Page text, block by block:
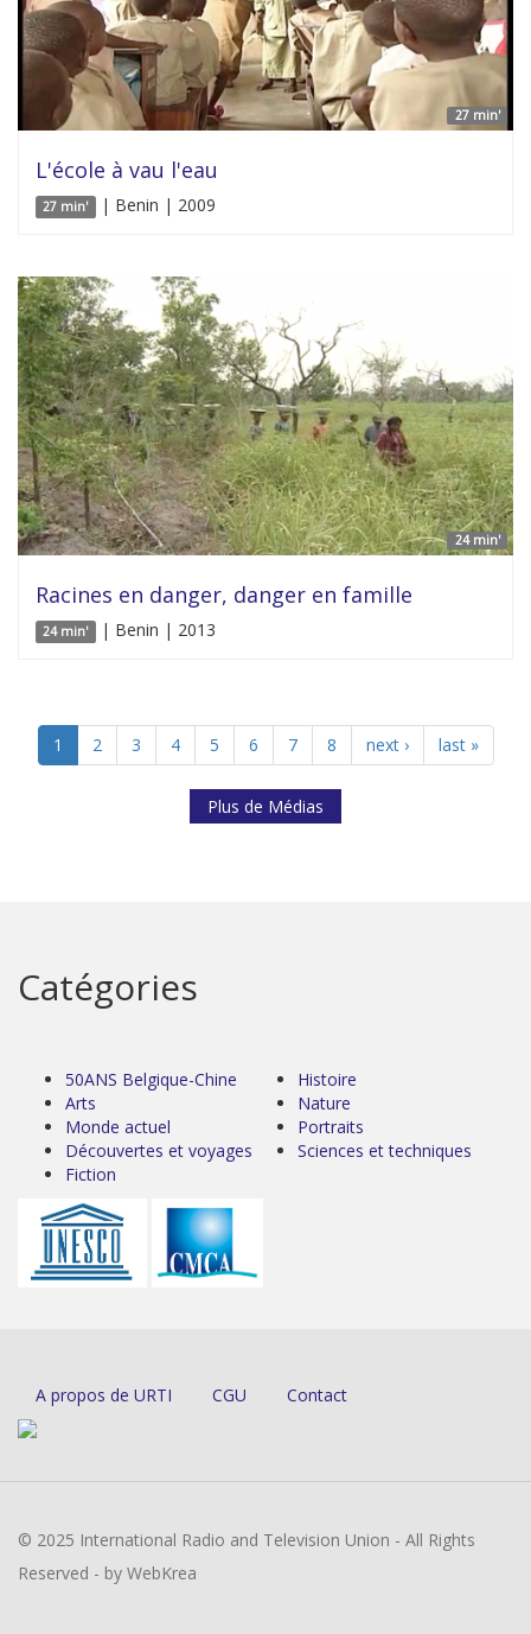
27 min'
L'école à vau l'eau
27 min' | Benin | 2009
24 min'
Racines en danger, danger en famille
24 min' | Benin | 2013
1 2 3 4 5 6 7 8 next › last »
Plus de Médias
Catégories
50ANS Belgique-Chine
Arts
Monde actuel
Découvertes et voyages
Fiction
Histoire
Nature
Portraits
Sciences et techniques
A propos de URTI CGU Contact
© 2025 International Radio and Television Union - All Rights
Reserved - by WebKrea